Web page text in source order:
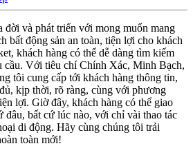
đời và phát triển với mong muốn mang
bất động sản an toàn, tiện lợi cho khách
khách hàng có thể dễ dàng tìm kiếm
cầu. Với tiêu chí Chính Xác, Minh Bạch,
tôi cung cấp tới khách hàng thông tin,
kịp thời, rõ ràng, cùng với phương
lợi. Giờ đây, khách hàng có thể giao
đâu, bất cứ lúc nào, với chỉ vài thao tác
di động. Hãy cùng chúng tôi trải
toàn mới!